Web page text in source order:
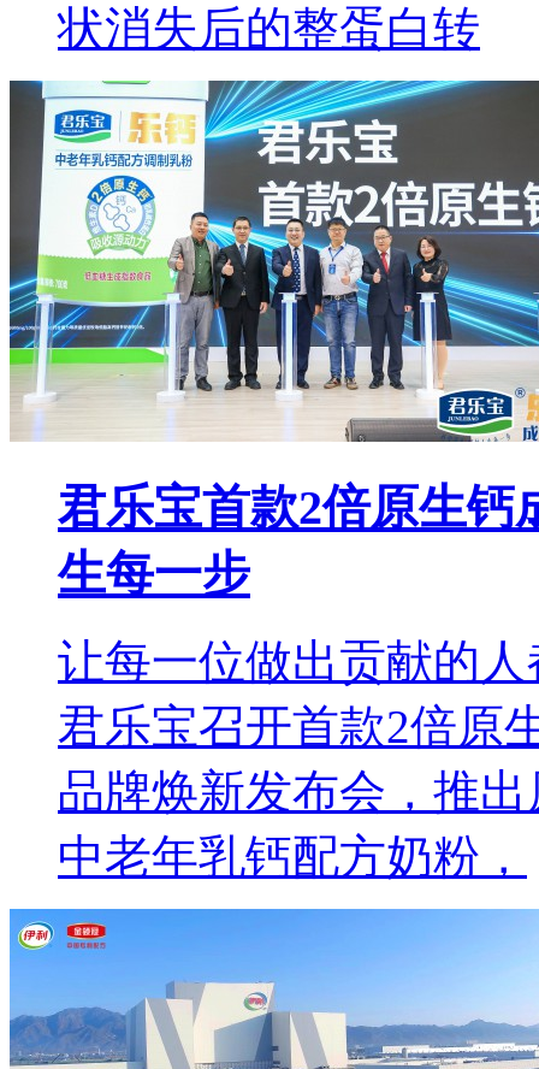
状消失后的整蛋白转
君乐宝首款2倍原生钙
生每一步
让每一位做出贡献的
君乐宝召开首款2倍原
品牌焕新发布会，推
中老年乳钙配方奶粉，